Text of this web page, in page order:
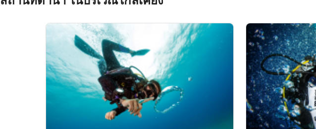
Measure content performance
Understand audiences through statistics or combinations of data from different sources
Develop and improve services
Use limited data to select content